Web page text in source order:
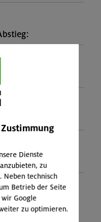
Veranstaltung
Dienste
zu
Neben technisch
Betrieb der Seite
Google
zu optimieren.